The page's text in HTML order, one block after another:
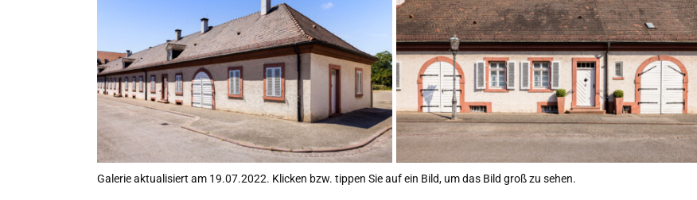
Galerie aktualisiert am 19.07.2022. Klicken bzw. tippen Sie auf ein Bild, um das Bild groß zu sehen.